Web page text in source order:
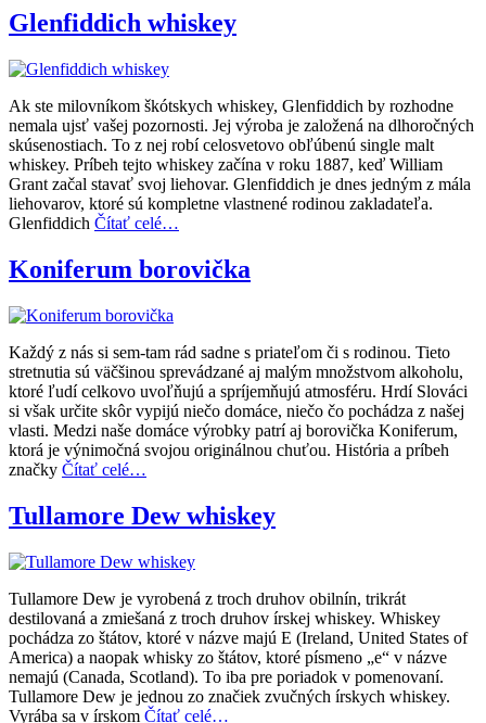
Glenfiddich whiskey
Ak ste milovníkom škótskych whiskey, Glenfiddich by rozhodne
nemala ujsť vašej pozornosti. Jej výroba je založená na dlhoročných
skúsenostiach. To z nej robí celosvetovo obľúbenú single malt
whiskey. Príbeh tejto whiskey začína v roku 1887, keď William
Grant začal stavať svoj liehovar. Glenfiddich je dnes jedným z mála
liehovarov, ktoré sú kompletne vlastnené rodinou zakladateľa.
Glenfiddich Čítať celé…
Koniferum borovička
Každý z nás si sem-tam rád sadne s priateľom či s rodinou. Tieto
stretnutia sú väčšinou sprevádzané aj malým množstvom alkoholu,
ktoré ľudí celkovo uvoľňujú a spríjemňujú atmosféru. Hrdí Slováci
si však určite skôr vypijú niečo domáce, niečo čo pochádza z našej
vlasti. Medzi naše domáce výrobky patrí aj borovička Koniferum,
ktorá je výnimočná svojou originálnou chuťou. História a príbeh
značky Čítať celé…
Tullamore Dew whiskey
Tullamore Dew je vyrobená z troch druhov obilnín, trikrát
destilovaná a zmiešaná z troch druhov írskej whiskey. Whiskey
pochádza zo štátov, ktoré v názve majú E (Ireland, United States of
America) a naopak whisky zo štátov, ktoré písmeno „e“ v názve
nemajú (Canada, Scotland). To iba pre poriadok v pomenovaní.
Tullamore Dew je jednou zo značiek zvučných írskych whiskey.
Vyrába sa v írskom Čítať celé…